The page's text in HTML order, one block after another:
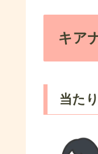
キア
当た